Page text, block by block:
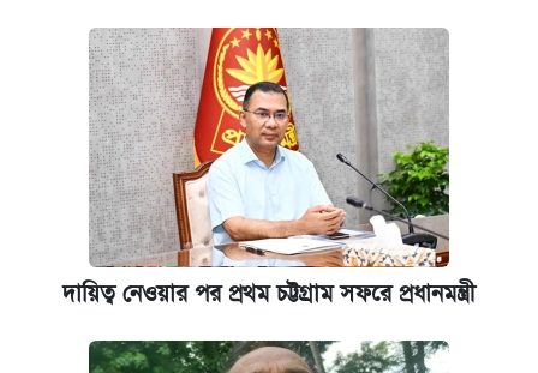
কবে হবে মেডিকেল ভর্তি পরীক্ষা, জানা গেল যা
আজকের বাজারে স্বর্ণের দাম (৪ আগস্ট)
রাষ্ট্রবিরোধী কর্মকাণ্ড: ঢাবির কয়েকজন শিক্ষকের
বিরুদ্ধে ব্যবস্থা
আজকের বাজারে স্বর্ণের দাম (৬ আগস্ট)
দায়িত্ব নেওয়ার পর প্রথম চট্টগ্রাম সফরে প্রধানমন্ত্রী